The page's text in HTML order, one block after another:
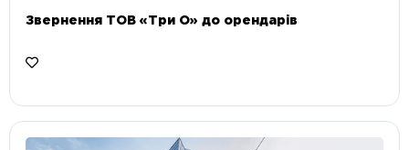
Звернення ТОВ «Три О» до орендарів